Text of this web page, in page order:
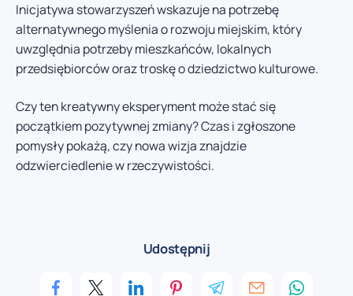
Inicjatywa stowarzyszeń wskazuje na potrzebę
alternatywnego myślenia o rozwoju miejskim, który
uwzględnia potrzeby mieszkańców, lokalnych
przedsiębiorców oraz troskę o dziedzictwo kulturowe.
Czy ten kreatywny eksperyment może stać się
początkiem pozytywnej zmiany? Czas i zgłoszone
pomysły pokażą, czy nowa wizja znajdzie
odzwierciedlenie w rzeczywistości.
Udostępnij